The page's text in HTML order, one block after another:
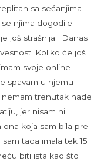
sa sećanjima
njima dogodile
još strašnija. Danas
Koliko će još
svoje online
spavam u njemu
nemam trenutak nade
jer nisam ni
ona koja sam bila pre
tada imala tek 15
biti ista kao što